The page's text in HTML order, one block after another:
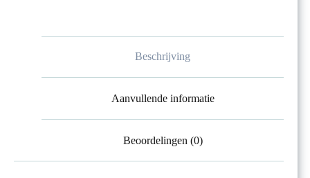
Beschrijving
Aanvullende informatie
Beoordelingen (0)